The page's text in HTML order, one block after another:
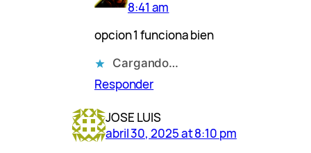
8:41 am
opcion 1 funciona bien
Cargando…
Responder
JOSE LUIS
abril 30, 2025 at 8:10 pm